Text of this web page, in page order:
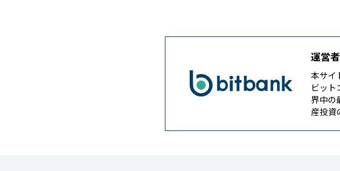
運営
本サイ
ビット
界中の
産投資